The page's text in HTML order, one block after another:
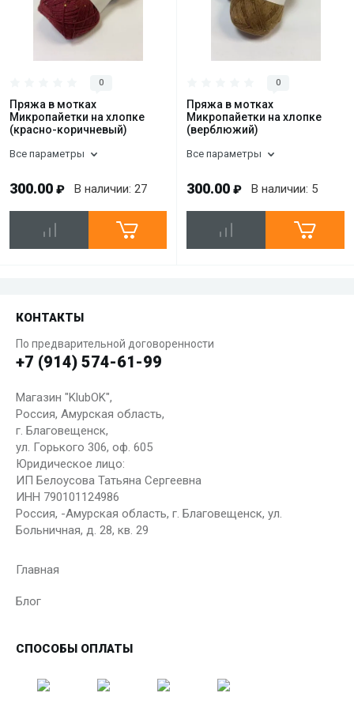
0
Пряжа в мотках
Микропайетки на хлопке
(красно-коричневый)
Все параметры
300.00 ₽ В наличии: 27
0
Пряжа в мотках
Микропайетки на хлопке
(верблюжий)
Все параметры
300.00 ₽ В наличии: 5
КОНТАКТЫ
По предварительной договоренности
+7 (914) 574-61-99
Магазин "KlubOK",
Россия, Амурская область,
г. Благовещенск,
ул. Горького 306, оф. 605
Юридическое лицо:
ИП Белоусова Татьяна Сергеевна
ИНН 790101124986
Россия, -Амурская область, г. Благовещенск, ул.
Больничная, д. 28, кв. 29
Главная
Блог
СПОСОБЫ ОПЛАТЫ